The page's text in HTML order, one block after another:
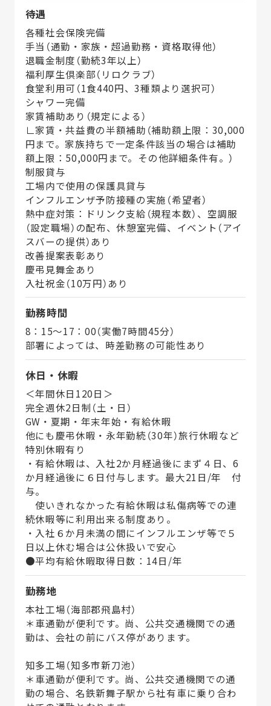
待遇
各種社会保険完備
手当（通勤・家族・超過勤務・資格取得他）
退職金制度（勤続3年以上）
福利厚生倶楽部（リロクラブ）
食堂利用可（1食440円、3種類より選択可）
シャワー完備
家賃補助あり（規定による）
∟家賃・共益費の半額補助（補助額上限：30,000
円まで。家族持ちで一定条件該当の場合は補助
額上限：50,000円まで。その他詳細条件有。）
制服貸与
工場内で使用の保護具貸与
インフルエンザ予防接種の実施（希望者）
熱中症対策：ドリンク支給（規程本数）、空調服
（設定職場）の配布、休憩室完備、イベント（アイ
スバーの提供）あり
改善提案表彰あり
慶弔見舞金あり
入社祝金（10万円）あり
勤務時間
8：15～17：00（実働7時間45分）
部署によっては、時差勤務の可能性あり
休日・休暇
＜年間休日120日＞
完全週休2日制（土・日）
GW・夏期・年末年始・有給休暇
他にも慶弔休暇・永年勤続（30年）旅行休暇など
特別休暇有り
・有給休暇は、入社2か月経過後にまず４日、6
か月経過後に６日付与します。最大21日/年 付
与。
使いきれなかった有給休暇は私傷病等での連
続休暇等に利用出来る制度あり。
・入社６か月未満の間にインフルエンザ等で５
日以上休む場合は公休扱いで安心
●平均有給休暇取得日数：14日/年
勤務地
本社工場（海部郡飛島村）
＊車通勤が便利です。尚、公共交通機関での通
勤は、会社の前にバス停があります。
知多工場（知多市新刀池）
＊車通勤が便利です。尚、公共交通機関での通
勤の場合、名鉄新舞子駅から社有車に乗り合わ